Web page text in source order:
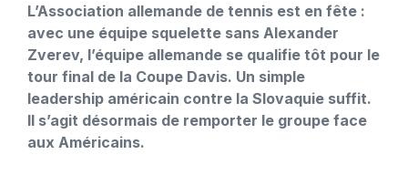
L’Association allemande de tennis est en fête :
avec une équipe squelette sans Alexander
Zverev, l’équipe allemande se qualifie tôt pour le
tour final de la Coupe Davis. Un simple
leadership américain contre la Slovaquie suffit.
Il s’agit désormais de remporter le groupe face
aux Américains.